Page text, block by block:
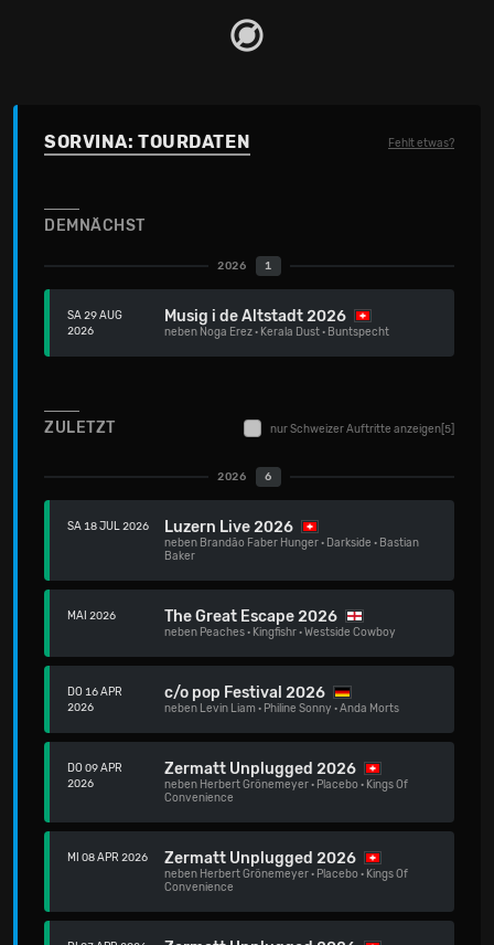
SORVINA: TOURDATEN Fehlt etwas?
DEMNÄCHST
2026 1
SA 29 AUG
2026
Musig i de Altstadt 2026
neben Noga Erez· Kerala Dust· Buntspecht
ZULETZT nur Schweizer Auftritte anzeigen [5]
2026 6
SA 18 JUL 2026 Luzern Live 2026
neben Brandão Faber Hunger· Darkside · Bastian
Baker
MAI 2026 The Great Escape 2026
neben Peaches· Kingfishr·Westside Cowboy
DO 16 APR
2026
c/o pop Festival 2026
neben Levin Liam · Philine Sonny ·Anda Morts
DO 09 APR
2026
Zermatt Unplugged 2026
neben Herbert Grönemeyer· Placebo · Kings Of
Convenience
MI 08 APR 2026 Zermatt Unplugged 2026
neben Herbert Grönemeyer· Placebo · Kings Of
Convenience